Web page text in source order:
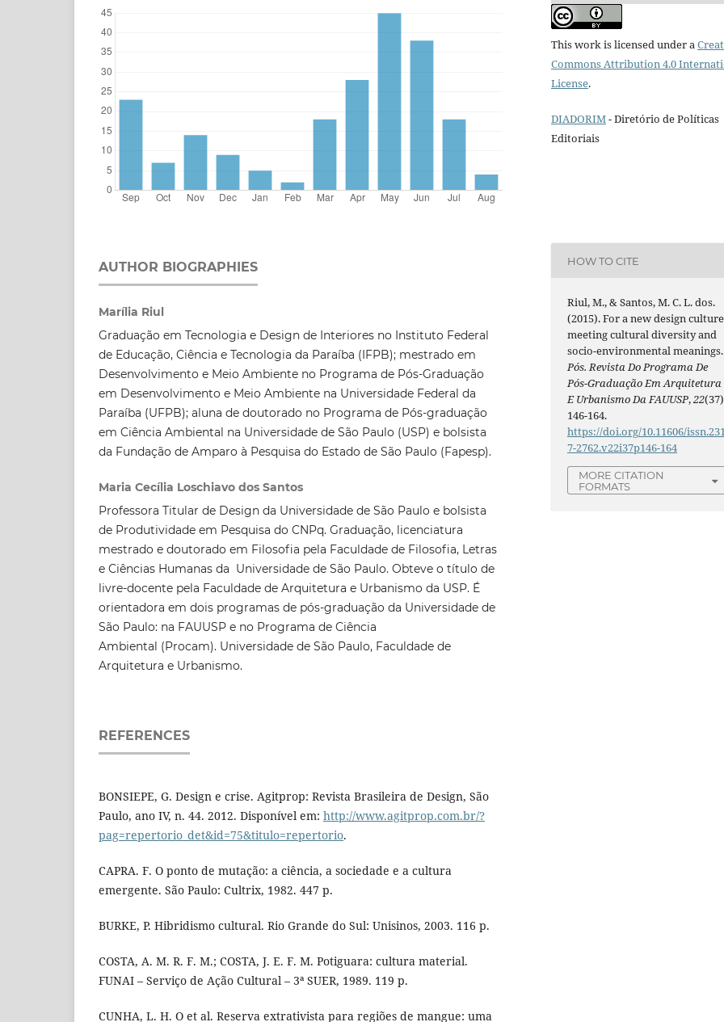
AUTHOR BIOGRAPHIES
Marília Riul
Graduação em Tecnologia e Design de Interiores no Instituto Federal
de Educação, Ciência e Tecnologia da Paraíba (IFPB); mestrado em
Desenvolvimento e Meio Ambiente no Programa de Pós-Graduação
em Desenvolvimento e Meio Ambiente na Universidade Federal da
Paraíba (UFPB); aluna de doutorado no Programa de Pós-graduação
em Ciência Ambiental na Universidade de São Paulo (USP) e bolsista
da Fundação de Amparo à Pesquisa do Estado de São Paulo (Fapesp).
Maria Cecília Loschiavo dos Santos
Professora Titular de Design da Universidade de São Paulo e bolsista
de Produtividade em Pesquisa do CNPq. Graduação, licenciatura
mestrado e doutorado em Filosofia pela Faculdade de Filosofia, Letras
e Ciências Humanas da Universidade de São Paulo. Obteve o título de
livre-docente pela Faculdade de Arquitetura e Urbanismo da USP. É
orientadora em dois programas de pós-graduação da Universidade de
São Paulo: na FAUUSP e no Programa de Ciência
Ambiental (Procam). Universidade de São Paulo, Faculdade de
Arquitetura e Urbanismo.
REFERENCES
BONSIEPE, G. Design e crise. Agitprop: Revista Brasileira de Design, São
Paulo, ano IV, n. 44. 2012. Disponível em: http://www.agitprop.com.br/?
pag=repertorio_det&id=75&titulo=repertorio.
CAPRA. F. O ponto de mutação: a ciência, a sociedade e a cultura
emergente. São Paulo: Cultrix, 1982. 447 p.
BURKE, P. Hibridismo cultural. Rio Grande do Sul: Unisinos, 2003. 116 p.
COSTA, A. M. R. F. M.; COSTA, J. E. F. M. Potiguara: cultura material.
FUNAI – Serviço de Ação Cultural – 3ª SUER, 1989. 119 p.
CUNHA, L. H. O et al. Reserva extrativista para regiões de mangue: uma
This work is licensed under a
Commons Attribution 4.0
License.
DIADORIM- Diretório de Políticas
Editoriais
HOW TO CITE
Riul, M., & Santos, M. C. L. dos.
(2015). For a new design
meeting cultural diversity and
socio-environmental meanings.
Pós. Revista Do Programa De
Pós-Graduação Em Arquitetura
E Urbanismo Da FAUUSP,22
146-164.
https://doi.org/10.11606/
7-2762.v22i37p146-164
MORE CITATION
FORMATS